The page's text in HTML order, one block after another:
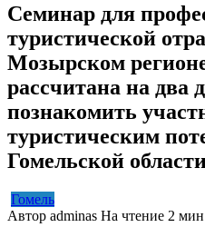
Семинар для
туристической
Мозырском
рассчитана на два
познакомить
туристическим
Гомельской
Гомель
Автор adminas На чтение 2 мин